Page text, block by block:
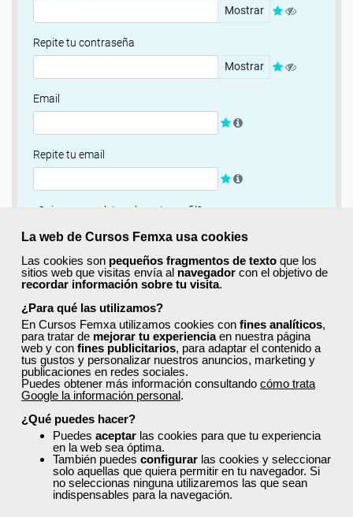
La web de Cursos Femxa usa cookies
Las cookies son pequeños fragmentos de texto que los
sitios web que visitas envía al navegador con el objetivo de
recordar información sobre tu visita.
¿Para qué las utilizamos?
En Cursos Femxa utilizamos cookies con fines analíticos,
para tratar de mejorar tu experienciaen nuestra página
web y con fines publicitarios, para adaptar el contenido a
tus gustos y personalizar nuestros anuncios, marketing y
publicaciones en redes sociales.
Puedes obtener más información consultando cómo trata
Google la información personal.
¿Qué puedes hacer?
Puedes aceptar las cookies para que tu experiencia
en la web sea óptima.
También puedes configurar las cookies y seleccionar
solo aquellas que quiera permitir en tu navegador. Si
no seleccionas ninguna utilizaremos las que sean
indispensables para la navegación.
Mostrar
Repite tu contraseña
Mostrar
Email
Repite tu email
¿Quieres completar ahora tu perfil?
Si
No, completaré mi perfil más adelante
Newsletter
Si, quiero recibir información sobre cursos, ofertas
exclusivas y recursos para el aprendizaje.
Términos y condiciones
He leído y acepto la Política de Privacidad
Registrarse
Quiénes Somos: